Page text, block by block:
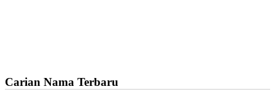
Carian Nama Terbaru